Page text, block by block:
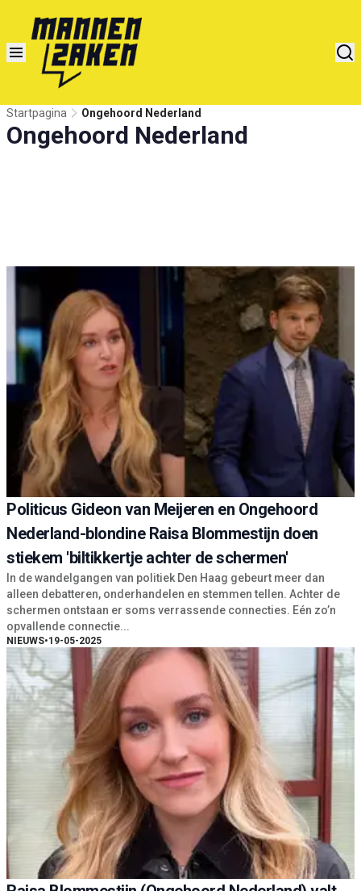
Startpagina Ongehoord Nederland
Ongehoord Nederland
Politicus Gideon van Meijeren en Ongehoord
Nederland-blondine Raisa Blommestijn doen
stiekem 'biltikkertje achter de schermen'
In de wandelgangen van politiek Den Haag gebeurt meer dan
alleen debatteren, onderhandelen en stemmen tellen. Achter de
schermen ontstaan er soms verrassende connecties. Eén zo’n
opvallende connectie...
NIEUWS•19-05-2025